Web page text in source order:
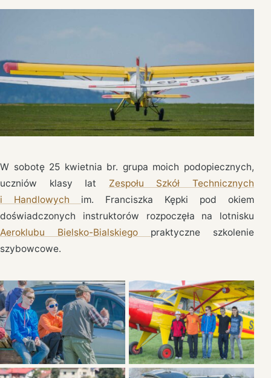
W sobotę 25 kwietnia br. grupa moich podopiecznych,
uczniów klasy Iat Zespołu Szkół Technicznych
i Handlowych im. Franciszka Kępki pod okiem
doświadczonych instruktorów rozpoczęła na lotnisku
Aeroklubu Bielsko-Bialskiego praktyczne szkolenie
szybowcowe.